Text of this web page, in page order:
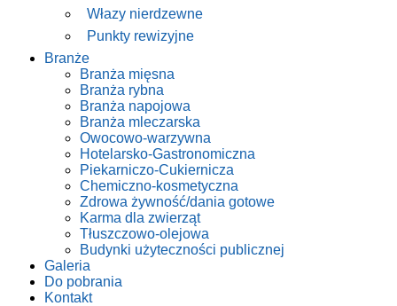
Włazy nierdzewne
Punkty rewizyjne
Branże
Branża mięsna
Branża rybna
Branża napojowa
Branża mleczarska
Owocowo-warzywna
Hotelarsko-Gastronomiczna
Piekarniczo-Cukiernicza
Chemiczno-kosmetyczna
Zdrowa żywność/dania gotowe
Karma dla zwierząt
Tłuszczowo-olejowa
Budynki użyteczności publicznej
Galeria
Do pobrania
Kontakt